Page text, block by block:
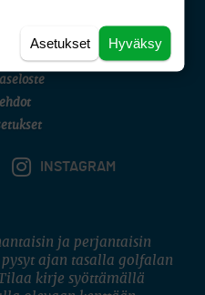
INSTAGRAM
ja perjantaisin
ajan tasalla golfalan
kirje syöttämällä
Hyväksy
Asetukset